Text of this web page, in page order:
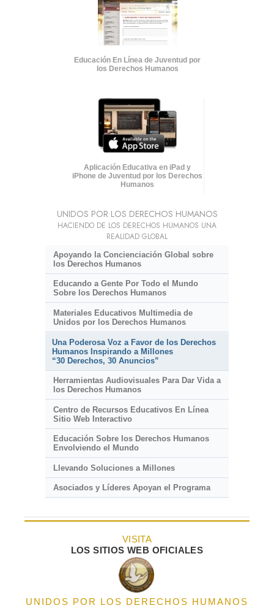
Educación En Línea de Juventud por
los Derechos Humanos
Aplicación Educativa en iPad y
iPhone de Juventud por los Derechos
Humanos
UNIDOS POR LOS DERECHOS HUMANOS
HACIENDO DE LOS DERECHOS HUMANOS UNA
REALIDAD GLOBAL
Apoyando la Concienciación Global sobre
los Derechos Humanos
Educando a Gente Por Todo el Mundo
Sobre los Derechos Humanos
Materiales Educativos Multimedia de
Unidos por los Derechos Humanos
Una Poderosa Voz a Favor de los Derechos
Humanos Inspirando a Millones
“30 Derechos, 30 Anuncios”
Herramientas Audiovisuales Para Dar Vida a
los Derechos Humanos
Centro de Recursos Educativos En Línea
Sitio Web Interactivo
Educación Sobre los Derechos Humanos
Envolviendo el Mundo
Llevando Soluciones a Millones
Asociados y Líderes Apoyan el Programa
VISITA
LOS SITIOS WEB OFICIALES
UNIDOS POR LOS DERECHOS HUMANOS